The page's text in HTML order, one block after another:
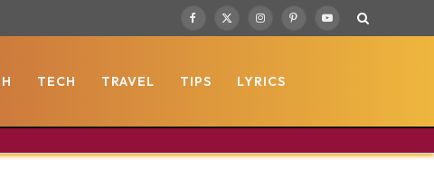
Facebook
X
InstagramPinterestYouTube
TECH TRAVEL TIPS LYRICS